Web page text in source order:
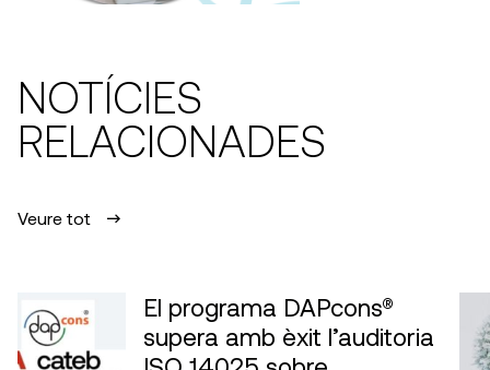
NOTÍCIES
RELACIONADES
Veure tot
El programa DAPcons®
supera amb èxit l’auditoria